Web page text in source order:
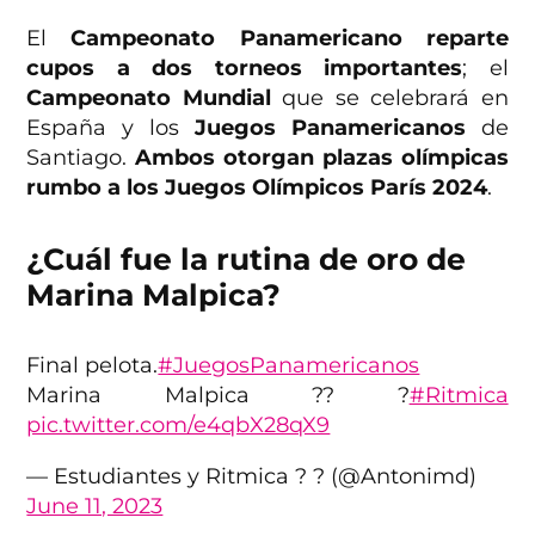
ElCampeonato Panamericano reparte
cupos a dos torneos importantes; el
Campeonato Mundial que se celebrará en
España y los Juegos Panamericanos de
Santiago.Ambos otorgan plazas olímpicas
rumbo a los Juegos Olímpicos París 2024.
¿Cuál fue la rutina de oro de
Marina Malpica?
Final pelota.#JuegosPanamericanos
Marina Malpica ?? ?#Ritmica
pic.twitter.com/e4qbX28qX9
— Estudiantes y Ritmica ? ? (@Antonimd)
June 11, 2023